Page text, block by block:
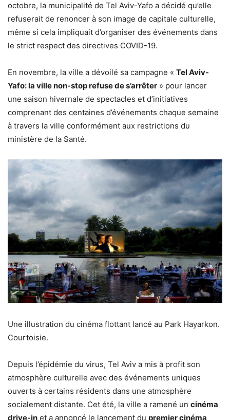
octobre, la municipalité de Tel Aviv-Yafo a décidé qu’elle
refuserait de renoncer à son image de capitale culturelle,
même si cela impliquait d’organiser des événements dans
le strict respect des directives COVID-19.
En novembre, la ville a dévoilé sa campagne « Tel Aviv-
Yafo: la ville non-stop refuse de s’arrêter » pour lancer
une saison hivernale de spectacles et d’initiatives
comprenant des centaines d’événements chaque semaine
à travers la ville conformément aux restrictions du
ministère de la Santé.
Une illustration du cinéma flottant lancé au Park Hayarkon.
Courtoisie.
Depuis l’épidémie du virus, Tel Aviv a mis à profit son
atmosphère culturelle avec des événements uniques
ouverts à certains résidents dans une atmosphère
socialement distante. Cet été, la ville a ramené un cinéma
drive-in et a annoncé le lancement du premier cinéma